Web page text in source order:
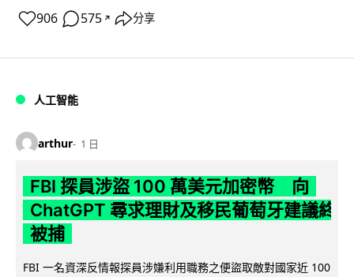
906 575 ↗ 分享
人工智能
arthur 1 日
FBI 探員涉盜 100 萬美元加密幣 向
ChatGPT 尋求理財及移民葡萄牙建議終
被捕
FBI 一名資深反情報探員涉嫌利用職務之便盜取敵對國家近 100